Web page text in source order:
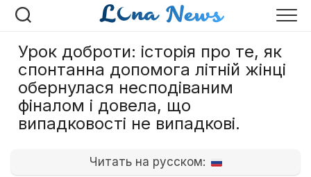
Перейти
Урок доброти: історія про те, як
спонтанна допомога літній жінці
обернулася несподіваним
фіналом і довела, що
випадковості не випадкові.
Читать на русском: